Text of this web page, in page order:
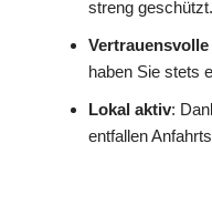
streng geschützt.
haben Sie stets
Lokal aktiv:
entfallen